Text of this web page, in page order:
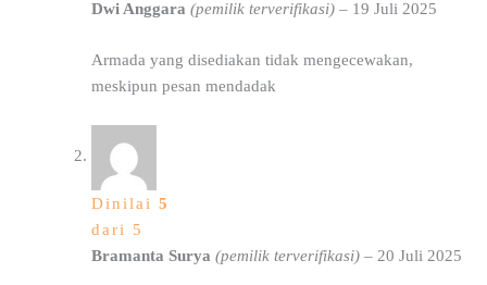
Dwi Anggara (pemilik terverifikasi) – 19 Juli 2025
Armada yang disediakan tidak mengecewakan,
meskipun pesan mendadak
Dinilai 5
dari 5
Bramanta Surya (pemilik terverifikasi) – 20 Juli 2025